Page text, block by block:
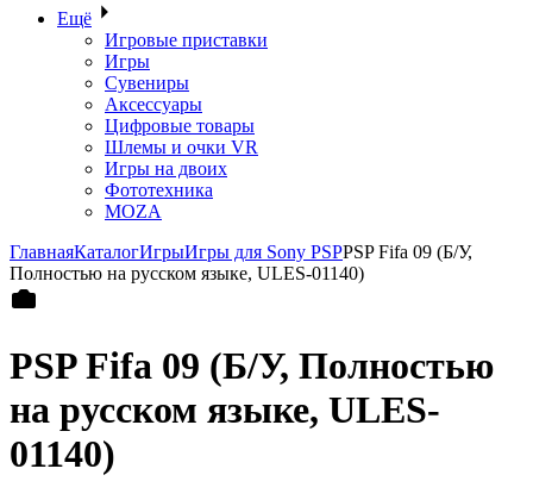
Ещё
Игровые приставки
Игры
Сувениры
Аксессуары
Цифровые товары
Шлемы и очки VR
Игры на двоих
Фототехника
MOZA
ГлавнаяКаталогИгрыИгры для Sony PSPPSP Fifa 09 (Б/У,
Полностью на русском языке, ULES-01140)
PSP Fifa 09 (Б/У, Полностью
на русском языке, ULES-
01140)